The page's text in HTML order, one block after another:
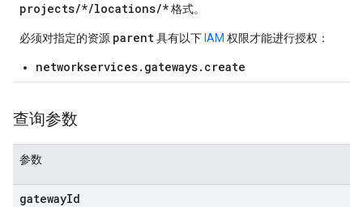
projects/*/locations/*格式。
必须对指定的资源 parent具有以下 IAM 权限才能进行授权：
networkservices.gateways.create
查询参数
参数
gatewayId